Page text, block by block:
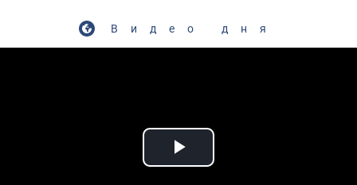
Видео дня
Play Video